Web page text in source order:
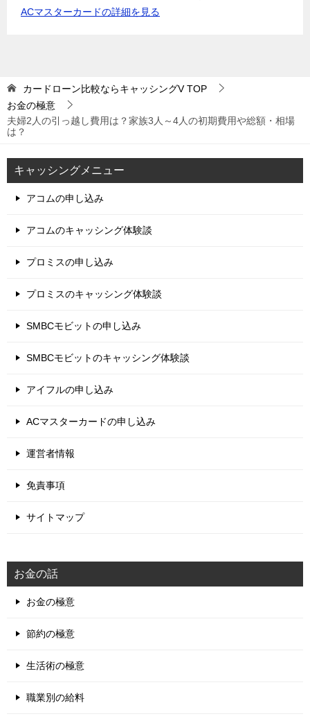
ACマスターカードの詳細を見る
カードローン比較ならキャッシングVTOP
お金の極意
夫婦2人の引っ越し費用は？家族3人～4人の初期費用や総額・相場
は？
キャッシングメニュー
アコムの申し込み
アコムのキャッシング体験談
プロミスの申し込み
プロミスのキャッシング体験談
SMBCモビットの申し込み
SMBCモビットのキャッシング体験談
アイフルの申し込み
ACマスターカードの申し込み
運営者情報
免責事項
サイトマップ
お金の話
お金の極意
節約の極意
生活術の極意
職業別の給料